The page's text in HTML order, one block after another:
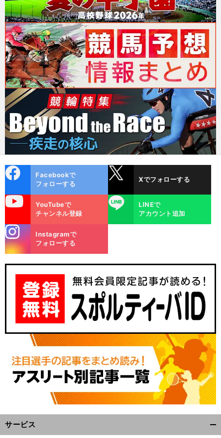
ok
Facebookで
フォローする
Xでフォローする
YouTubeで
チャンネル登録
LINE
LINEで
アカウント追加
m
Instagramで
フォローする
サービス